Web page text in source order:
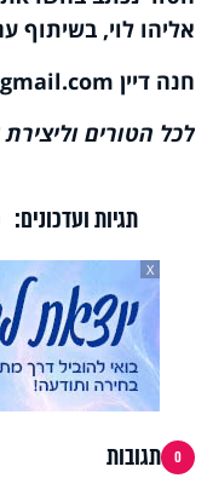
אליהו לוי, בשיתוף
חנה דיין
לכל הטורים
תגיות ועדכונים:
X
0 תגובות